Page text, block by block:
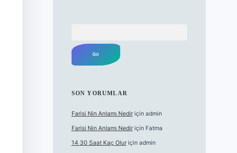
SON YORUMLAR
Farisi Nin Anlamı Nediriçin admin
Farisi Nin Anlamı Nediriçin Fatma
14 30 Saat Kaç Oluriçin admin